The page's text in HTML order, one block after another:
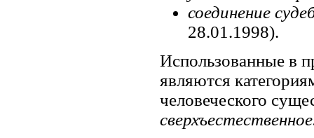
соединение
28.01.1998).
Использованные в
являются
человеческого